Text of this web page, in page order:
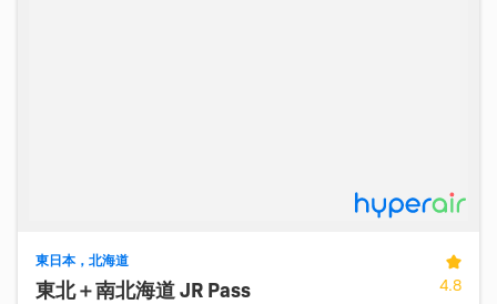
東日本，北海道
東北＋南北海道 JR Pass 4.8